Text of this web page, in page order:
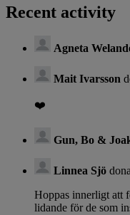
Recent activity
Agneta
Mait Ivarsson
❤️
Gun, Bo &
Linnea Sjö
Hoppas innerligt att
lidande för de som